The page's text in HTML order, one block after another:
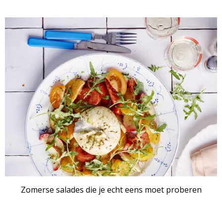
RECEPTENSET
Zomerse salades die je echt eens moet proberen